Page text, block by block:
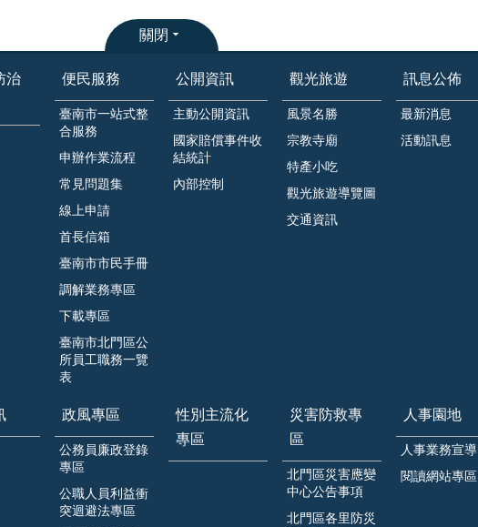
關閉
治
便民服務
臺南市一站式整
合服務
申辦作業流程
常見問題集
線上申請
首長信箱
臺南市市民手冊
調解業務專區
下載專區
臺南市北門區公
所員工職務一覽
表
公開資訊
主動公開資訊
國家賠償事件收
結統計
內部控制
觀光旅遊
風景名勝
宗教寺廟
特產小吃
觀光旅遊導覽圖
交通資訊
訊息公佈
最新消息
活動訊息
政風專區
公務員廉政登錄
專區
公職人員利益衝
突迴避法專區
性別主流化
專區
災害防救專
區
北門區災害應變
中心公告事項
北門區各里防災
人事園地
人事業務宣導
閱讀網站專區